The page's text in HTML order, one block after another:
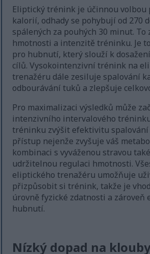
Eliptický trénink je účinnou volbou
kalorií, odhady se pohybují od 270
spálených za pouhých 30 minut. To
hmotnosti a intenzitě tréninku. Je
pro hubnutí, který slouží k
cílů. Vysokointenzivní trénink na
trenažéru dále zesiluje spalování
odbourávání tuků a zlepšuje
Pro maximalizaci výsledků může
intenzivního intervalového
tréninku zvýšit efektivitu
přístup nejenže zvyšuje váš
kombinaci s vyváženou stravou
udržitelnou regulaci hmotnosti.
eliptického trenažéru umožňuje
přizpůsobit si trénink, takže je
úrovně fyzické zdatnosti a zároveň
hubnutí.
Nízký dopad na